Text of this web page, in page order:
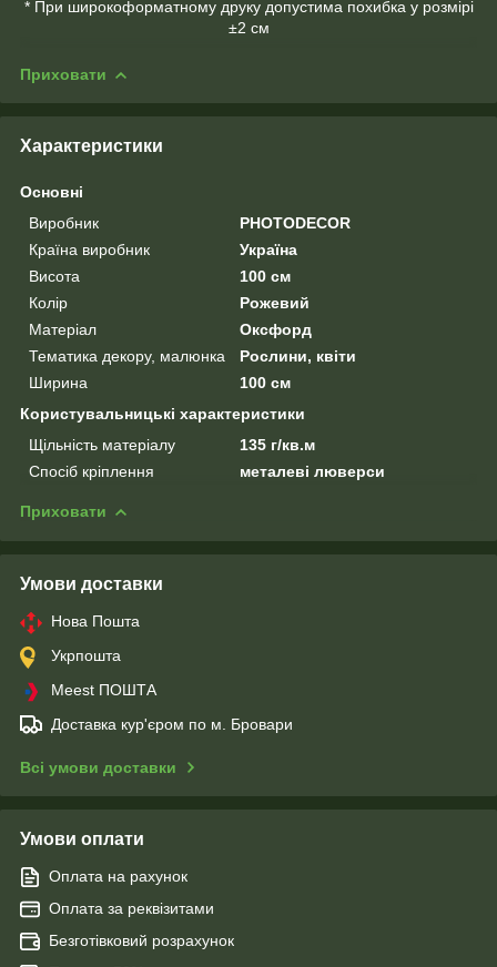
* При широкоформатному друку допустима похибка у розмірі
±2 см
Приховати
Характеристики
Основні
Виробник
PHOTODECOR
Країна виробник
Україна
Висота
100 см
Колір
Рожевий
Матеріал
Оксфорд
Тематика декору, малюнка
Рослини, квіти
Ширина
100 см
Користувальницькі характеристики
Щільність матеріалу
135 г/кв.м
Спосіб кріплення
металеві люверси
Приховати
Умови доставки
Нова Пошта
Укрпошта
Meest ПОШТА
Доставка кур'єром по м. Бровари
Всі умови доставки
Умови оплати
Оплата на рахунок
Оплата за реквізитами
Безготівковий розрахунок